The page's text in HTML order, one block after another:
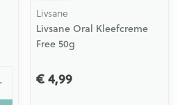
Livsane
Livsane Oral Kleefcreme
Free 50g
€ 4,99